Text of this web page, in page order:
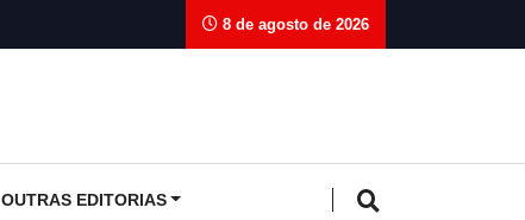
8 de agosto de 2026
OUTRAS EDITORIAS